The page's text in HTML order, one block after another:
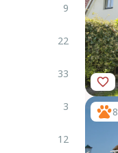
9
22
33
3
12